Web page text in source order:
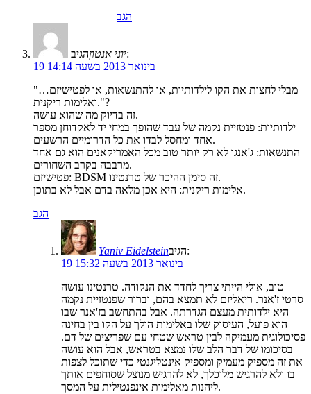
הגב
יוני אנטוןהגיב:
19 בינואר 2013 בשעה 14:14
"…מבלי לחצות את הקו לילדותיות, או להתנשאות, או לפטישיזם
ואלימות ריקנית."?
זה בדיוק מה שהוא עושה.
ילדותיות: פנטזיית נקמה של עבד שהופך במחי יד לאקדוחן מספר
אחד ומחסל לבדו את כל הדרומיים הרשעים.
התנשאות: ג'אנגו לא רק יותר טוב מכל האמריקאנים הוא גם אחד
מרבבה בקרב השחורים.
פטישיזם: BDSM זה סימן ההיכר של טרנטינו.
אלימות ריקנית: היא אכן מלאה בדם אבל לא בתוכן.
הגב
Yaniv Eidelstein
הגיב:
19 בינואר 2013 בשעה 15:32
טוב, אולי הייתי צריך לחדד את הנקודה. טרנטינו עושה
סרטי ז'אנר. ריאליזם לא תמצא בהם, וברור שפנטזיית נקמה
היא ילדותית מעצם הגדרתה. אבל בהתחשב בז'אנר שבו
הוא פועל, העיסוק שלו באלימות הולך על הקו בין בחינה
פסיכולוגית מעמיקה לבין טראש שטחי עם שפריצים של דם.
בסיכומו של דבר הלב שלו נמצא בטראש, אבל הוא עושה
את זה מספיק מעמיק ומספיק אינטליגנטי כדי שתוכל לצפות
בו ולא להרגיש מלוכלך, לא להרגיש מנוצל שסוחפים אותך
ליהנות מאלימות אינפנטילית על המסך.